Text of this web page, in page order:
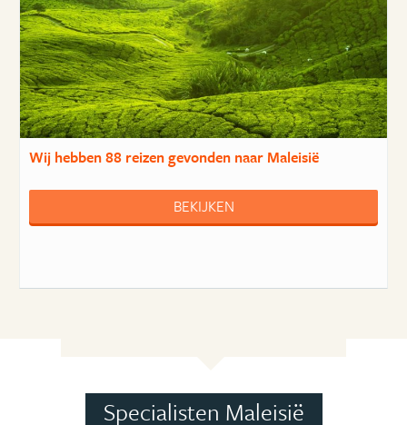
Wij hebben88 reizengevonden naar Maleisië
BEKIJKEN
Specialisten Maleisië